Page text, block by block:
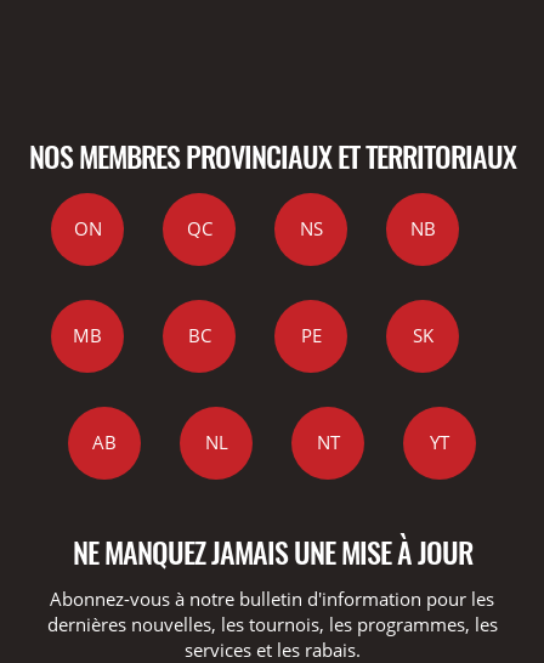
NOS MEMBRES PROVINCIAUX ET TERRITORIAUX
ON QC NS NB
MB BC PE SK
AB NL NT YT
NE MANQUEZ JAMAIS UNE MISE À JOUR
Abonnez-vous à notre bulletin d'information pour les
dernières nouvelles, les tournois, les programmes, les
services et les rabais.